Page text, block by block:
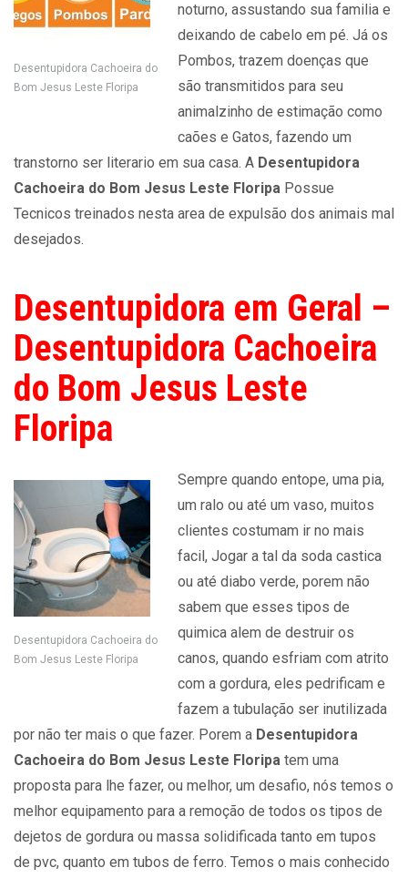
Desentupidora Cachoeira do
Bom Jesus Leste Floripa
noturno, assustando sua familia e
deixando de cabelo em pé. Já os
Pombos, trazem doenças que
são transmitidos para seu
animalzinho de estimação como
caões e Gatos, fazendo um
transtorno ser literario em sua casa. A Desentupidora
Cachoeira do Bom Jesus Leste Floripa Possue
Tecnicos treinados nesta area de expulsão dos animais mal
desejados.
Desentupidora em Geral –
Desentupidora Cachoeira
do Bom Jesus Leste
Floripa
Desentupidora Cachoeira do
Bom Jesus Leste Floripa
Sempre quando entope, uma pia,
um ralo ou até um vaso, muitos
clientes costumam ir no mais
facil, Jogar a tal da soda castica
ou até diabo verde, porem não
sabem que esses tipos de
quimica alem de destruir os
canos, quando esfriam com atrito
com a gordura, eles pedrificam e
fazem a tubulação ser inutilizada
por não ter mais o que fazer. Porem a Desentupidora
Cachoeira do Bom Jesus Leste Floripa tem uma
proposta para lhe fazer, ou melhor, um desafio, nós temos o
melhor equipamento para a remoção de todos os tipos de
dejetos de gordura ou massa solidificada tanto em tupos
de pvc, quanto em tubos de ferro. Temos o mais conhecido